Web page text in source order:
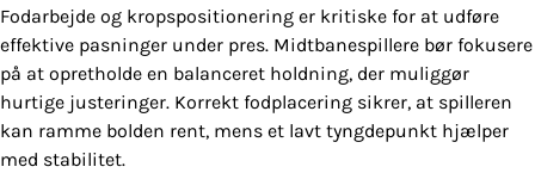
Fodarbejde og kropspositionering er kritiske for at udføre
effektive pasninger under pres. Midtbanespillere bør fokusere
på at opretholde en balanceret holdning, der muliggør
hurtige justeringer. Korrekt fodplacering sikrer, at spilleren
kan ramme bolden rent, mens et lavt tyngdepunkt hjælper
med stabilitet.